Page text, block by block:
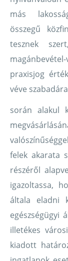
más
összegű
tesznek
praxisjog
véve
során alakul
felek akarata
részéről
igazoltassa,
általa eladni
egészségügyi
illetékes
kiadott